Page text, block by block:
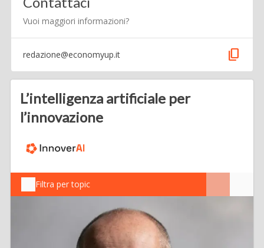
Vuoi maggiori informazioni?
redazione@economyup.it content_copy
L’intelligenza artificiale per
l’innovazione
Filtra per topic